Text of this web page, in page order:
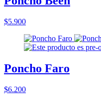
$5.900
Poncho Faro
$6.200